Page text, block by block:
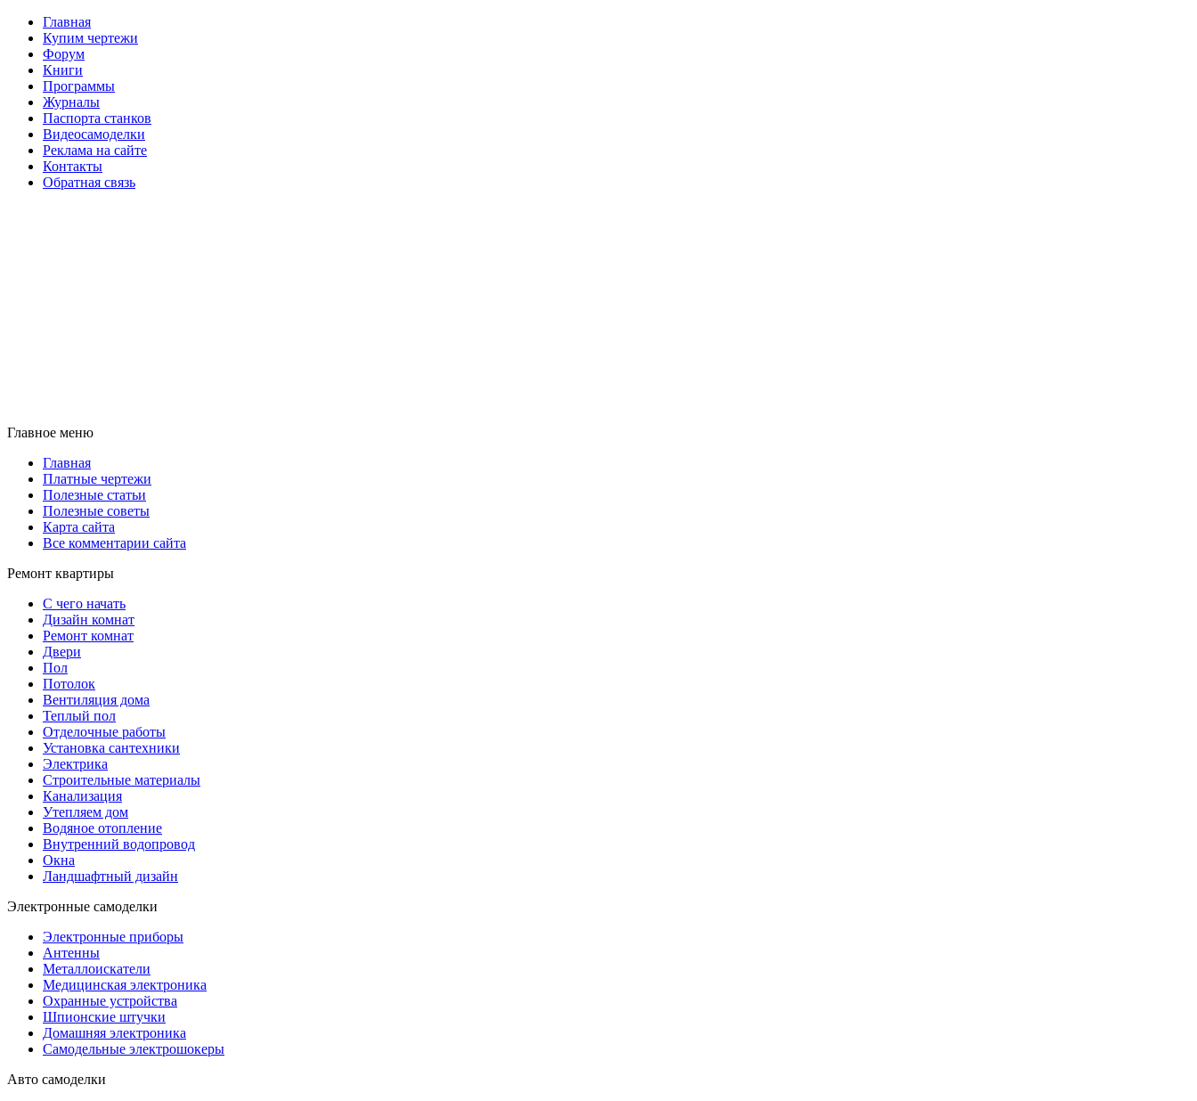
Главная
Купим чертежи
Форум
Книги
Программы
Журналы
Паспорта станков
Видеосамоделки
Реклама на сайте
Контакты
Обратная связь
Главное меню
Главная
Платные чертежи
Полезные статьи
Полезные советы
Карта сайта
Все комментарии сайта
Ремонт квартиры
С чего начать
Дизайн комнат
Ремонт комнат
Двери
Пол
Потолок
Вентиляция дома
Теплый пол
Отделочные работы
Установка сантехники
Электрика
Строительные материалы
Канализация
Утепляем дом
Водяное отопление
Внутренний водопровод
Окна
Ландшафтный дизайн
Электронные самоделки
Электронные приборы
Антенны
Металлоискатели
Медицинская электроника
Охранные устройства
Шпионские штучки
Домашняя электроника
Самодельные электрошокеры
Авто самоделки